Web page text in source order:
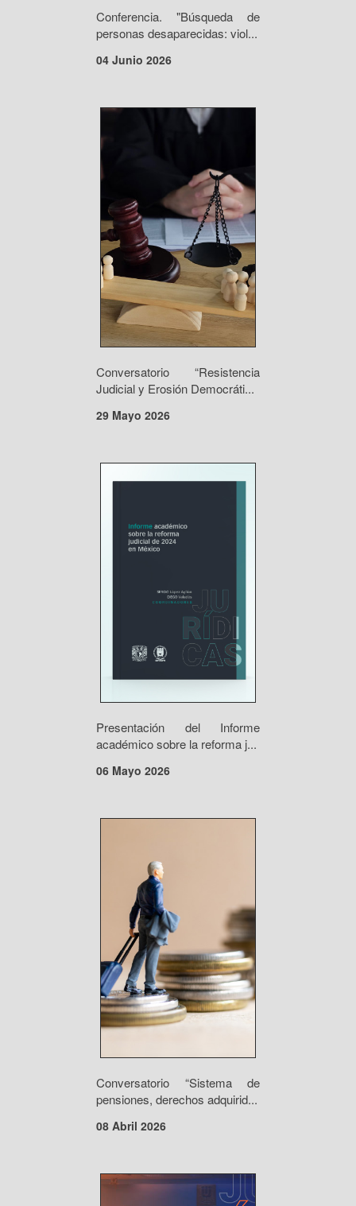
Conferencia. "Búsqueda de
personas desaparecidas: viol...
04 Junio 2026
Conversatorio “Resistencia
Judicial y Erosión Democráti...
29 Mayo 2026
Presentación del Informe
académico sobre la reforma j...
06 Mayo 2026
Conversatorio “Sistema de
pensiones, derechos adquirid...
08 Abril 2026